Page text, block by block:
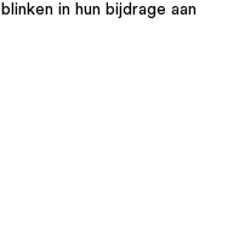
in hun bijdrage aan